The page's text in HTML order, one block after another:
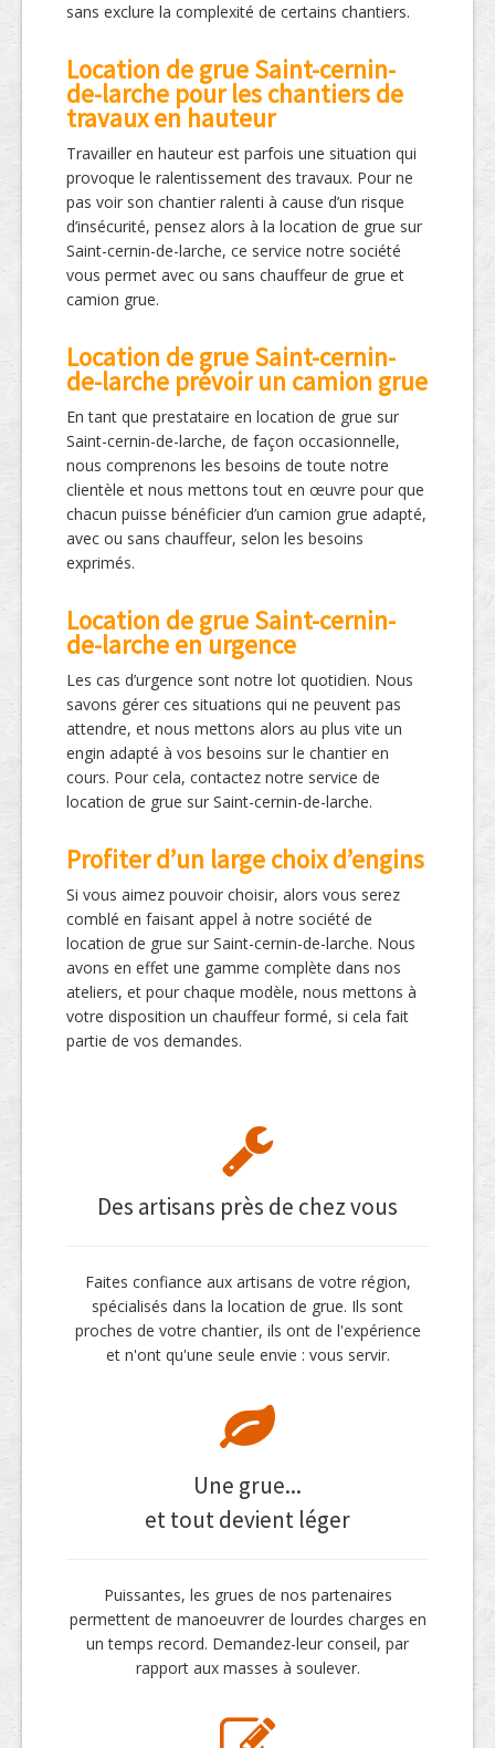
sans exclure la complexité de certains chantiers.
Location de grue Saint-cernin-
de-larche pour les chantiers de
travaux en hauteur
Travailler en hauteur est parfois une situation qui
provoque le ralentissement des travaux. Pour ne
pas voir son chantier ralenti à cause d’un risque
d’insécurité, pensez alors à la location de grue sur
Saint-cernin-de-larche, ce service notre société
vous permet avec ou sans chauffeur de grue et
camion grue.
Location de grue Saint-cernin-
de-larche prévoir un camion grue
En tant que prestataire en location de grue sur
Saint-cernin-de-larche, de façon occasionnelle,
nous comprenons les besoins de toute notre
clientèle et nous mettons tout en œuvre pour que
chacun puisse bénéficier d’un camion grue adapté,
avec ou sans chauffeur, selon les besoins
exprimés.
Location de grue Saint-cernin-
de-larche en urgence
Les cas d’urgence sont notre lot quotidien. Nous
savons gérer ces situations qui ne peuvent pas
attendre, et nous mettons alors au plus vite un
engin adapté à vos besoins sur le chantier en
cours. Pour cela, contactez notre service de
location de grue sur Saint-cernin-de-larche.
Profiter d’un large choix d’engins
Si vous aimez pouvoir choisir, alors vous serez
comblé en faisant appel à notre société de
location de grue sur Saint-cernin-de-larche. Nous
avons en effet une gamme complète dans nos
ateliers, et pour chaque modèle, nous mettons à
votre disposition un chauffeur formé, si cela fait
partie de vos demandes.
Des artisans près de chez vous
Faites confiance aux artisans de votre région,
spécialisés dans la location de grue. Ils sont
proches de votre chantier, ils ont de l'expérience
et n'ont qu'une seule envie : vous servir.
Une grue...
et tout devient léger
Puissantes, les grues de nos partenaires
permettent de manoeuvrer de lourdes charges en
un temps record. Demandez-leur conseil, par
rapport aux masses à soulever.